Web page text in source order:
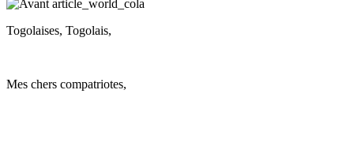
Togolaises, Togolais,
Mes chers compatriotes,